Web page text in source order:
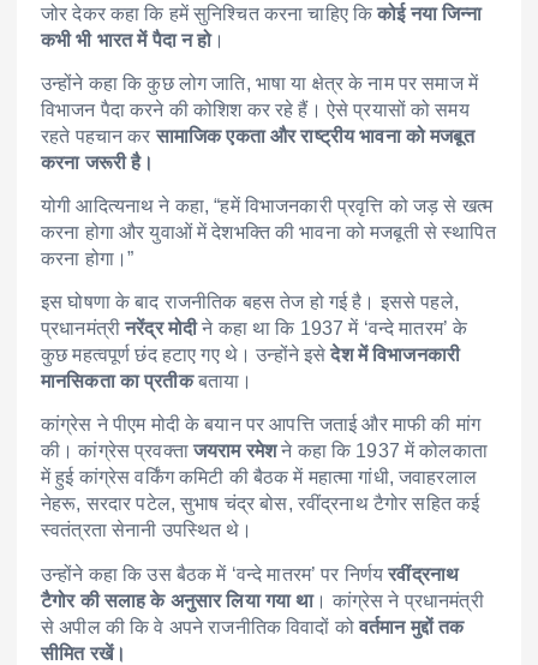
जोर देकर कहा कि हमें सुनिश्चित करना चाहिए किकोई नया जिन्ना
कभी भी भारत में पैदा न हो।
उन्होंने कहा कि कुछ लोग जाति, भाषा या क्षेत्र के नाम पर समाज में
विभाजन पैदा करने की कोशिश कर रहे हैं। ऐसे प्रयासों को समय
रहते पहचान करसामाजिक एकता और राष्ट्रीय भावना को मजबूत
करना जरूरी है।
योगी आदित्यनाथ ने कहा, “हमें विभाजनकारी प्रवृत्ति को जड़ से खत्म
करना होगा और युवाओं में देशभक्ति की भावना को मजबूती से स्थापित
करना होगा।”
इस घोषणा के बाद राजनीतिक बहस तेज हो गई है। इससे पहले,
प्रधानमंत्रीनरेंद्र मोदीने कहा था कि 1937 में ‘वन्दे मातरम’ के
कुछ महत्वपूर्ण छंद हटाए गए थे। उन्होंने इसेदेश में विभाजनकारी
मानसिकता का प्रतीकबताया।
कांग्रेस ने पीएम मोदी के बयान पर आपत्ति जताई और माफी की मांग
की। कांग्रेस प्रवक्ताजयराम रमेशने कहा कि 1937 में कोलकाता
में हुई कांग्रेस वर्किंग कमिटी की बैठक में महात्मा गांधी, जवाहरलाल
नेहरू, सरदार पटेल, सुभाष चंद्र बोस, रवींद्रनाथ टैगोर सहित कई
स्वतंत्रता सेनानी उपस्थित थे।
उन्होंने कहा कि उस बैठक में ‘वन्दे मातरम’ पर निर्णयरवींद्रनाथ
टैगोर की सलाह के अनुसार लिया गया था। कांग्रेस ने प्रधानमंत्री
से अपील की कि वे अपने राजनीतिक विवादों कोवर्तमान मुद्दों तक
सीमित रखें।